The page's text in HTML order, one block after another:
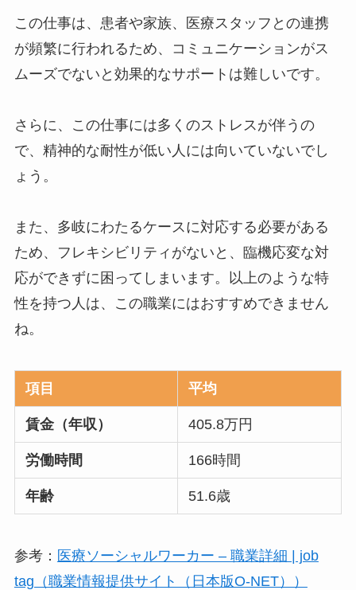
この仕事は、患者や家族、医療スタッフとの連携
が頻繁に行われるため、コミュニケーションがス
ムーズでないと効果的なサポートは難しいです。
さらに、この仕事には多くのストレスが伴うの
で、精神的な耐性が低い人には向いていないでし
ょう。
また、多岐にわたるケースに対応する必要がある
ため、フレキシビリティがないと、臨機応変な対
応ができずに困ってしまいます。以上のような特
性を持つ人は、この職業にはおすすめできません
ね。
項目 平均
賃金（年収） 405.8万円
労働時間 166時間
年齢 51.6歳
参考： 医療ソーシャルワーカー – 職業詳細 | job
tag（職業情報提供サイト（日本版O-NET））